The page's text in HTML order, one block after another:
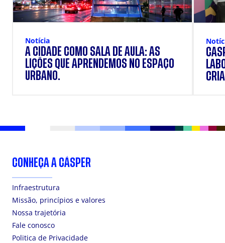
Notícia
A CIDADE COMO SALA DE AULA: AS
LIÇÕES QUE APRENDEMOS NO ESPAÇO
URBANO.
CONHEÇA A CÁSPER
Infraestrutura
Missão, princípios e valores
Nossa trajetória
Fale conosco
Politica de Privacidade